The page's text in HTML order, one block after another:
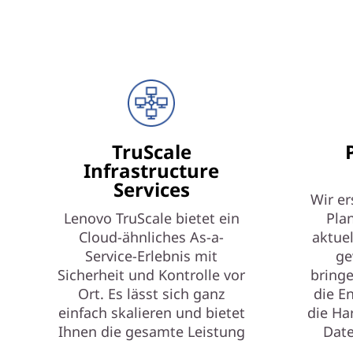
TruScale
Infrastructure
Services
Lenovo TruScale bietet ein
Cloud-ähnliches As-a-
Service-Erlebnis mit
Sicherheit und Kontrolle vor
Ort. Es lässt sich ganz
einfach skalieren und bietet
Ihnen die gesamte Leistung
Wir
die
die